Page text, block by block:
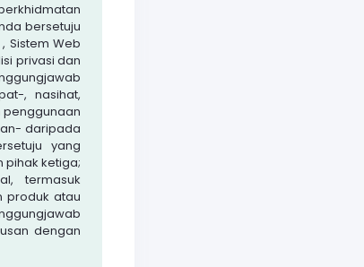
bersetuju
Sistem Web
privasi dan
, nasihat,
daripada
yang
pihak ketiga;
termasuk
produk atau
dengan